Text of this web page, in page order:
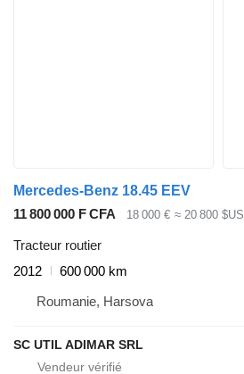
Mercedes-Benz 18.45 EEV
11 800 000 F CFA
18 000 € ≈ 20 800 $US
Tracteur routier
2012
600 000 km
Roumanie, Harsova
SC UTIL ADIMAR SRL